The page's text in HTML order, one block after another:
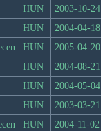
HUN
2003-10-24
HUN
2004-04-18
HUN
2005-04-20
HUN
2004-08-21
HUN
2004-05-04
HUN
2003-03-21
HUN
2004-11-02